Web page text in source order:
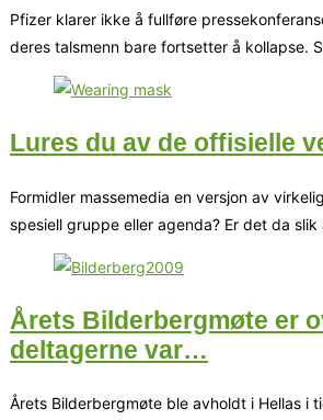
Pfizer klarer ikke å fullføre
deres talsmenn bare fortsetter å kollapse.
Lures du av de offisielle
Formidler massemedia en versjon av
spesiell gruppe eller agenda? Er det da
Årets Bilderbergmøte er
deltagerne var…
Årets Bilderbergmøte ble avholdt i Hellas i